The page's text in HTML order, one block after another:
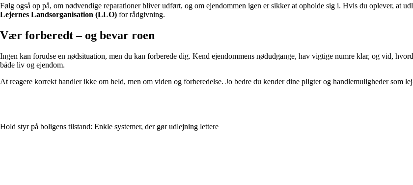
Følg også op på, om nødvendige reparationer bliver udført, og om ejendommen igen er sikker at opholde sig i. Hvis du oplever, at
Lejernes Landsorganisation (LLO) for rådgivning.
Vær forberedt – og bevar roen
Ingen kan forudse en nødsituation, men du kan forberede dig. Kend ejendommens nødudgange, hav vigtige numre klar, og vid,
både liv og ejendom.
At reagere korrekt handler ikke om held, men om viden og forberedelse. Jo bedre du kender dine pligter og handlemuligheder som
Hold styr på boligens tilstand: Enkle systemer, der gør udlejning lettere